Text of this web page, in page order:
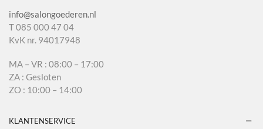
info@salongoederen.nl
T 085 000 47 04
KvK nr. 94017948
MA – VR : 08:00 – 17:00
ZA : Gesloten
ZO : 10:00 – 14:00
KLANTENSERVICE